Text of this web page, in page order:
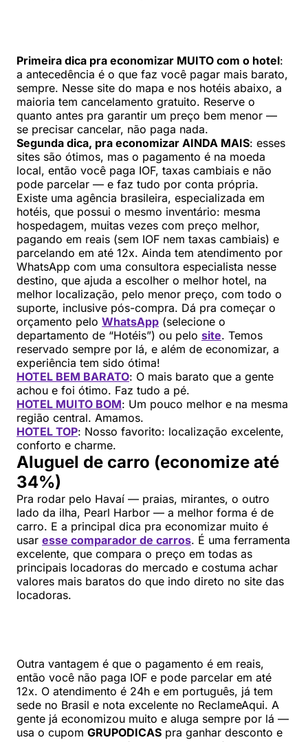
Primeira dica pra economizar MUITO com o hotel:
a antecedência é o que faz você pagar mais barato,
sempre. Nesse site do mapa e nos hotéis abaixo, a
maioria tem cancelamento gratuito. Reserve o
quanto antes pra garantir um preço bem menor —
se precisar cancelar, não paga nada.
Segunda dica, pra economizar AINDA MAIS: esses
sites são ótimos, mas o pagamento é na moeda
local, então você paga IOF, taxas cambiais e não
pode parcelar — e faz tudo por conta própria.
Existe uma agência brasileira, especializada em
hotéis, que possui o mesmo inventário: mesma
hospedagem, muitas vezes com preço melhor,
pagando em reais (sem IOF nem taxas cambiais) e
parcelando em até 12x. Ainda tem atendimento por
WhatsApp com uma consultora especialista nesse
destino, que ajuda a escolher o melhor hotel, na
melhor localização, pelo menor preço, com todo o
suporte, inclusive pós-compra. Dá pra começar o
orçamento pelo WhatsApp (selecione o
departamento de “Hotéis”) ou pelo site. Temos
reservado sempre por lá, e além de economizar, a
experiência tem sido ótima!
HOTEL BEM BARATO: O mais barato que a gente
achou e foi ótimo. Faz tudo a pé.
HOTEL MUITO BOM: Um pouco melhor e na mesma
região central. Amamos.
HOTEL TOP: Nosso favorito: localização excelente,
conforto e charme.
Aluguel de carro (economize até
34%)
Pra rodar pelo Havaí — praias, mirantes, o outro
lado da ilha, Pearl Harbor — a melhor forma é de
carro. E a principal dica pra economizar muito é
usar esse comparador de carros. É uma ferramenta
excelente, que compara o preço em todas as
principais locadoras do mercado e costuma achar
valores mais baratos do que indo direto no site das
locadoras.
Outra vantagem é que o pagamento é em reais,
então você não paga IOF e pode parcelar em até
12x. O atendimento é 24h e em português, já tem
sede no Brasil e nota excelente no ReclameAqui. A
gente já economizou muito e aluga sempre por lá —
usa o cupom GRUPODICAS pra ganhar desconto e